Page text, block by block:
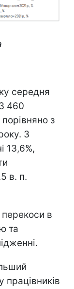
середня
460
з
З
13,6%,
в. п.
перекоси в
та
працівників